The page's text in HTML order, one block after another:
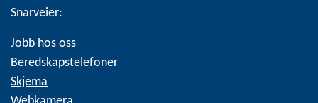
Snarveier:
Jobb hos oss
Beredskapstelefoner
Skjema